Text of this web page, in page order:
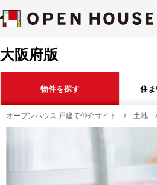
大阪府版
物件を探す 住
オープンハウス 戸建て仲介サイト 土地